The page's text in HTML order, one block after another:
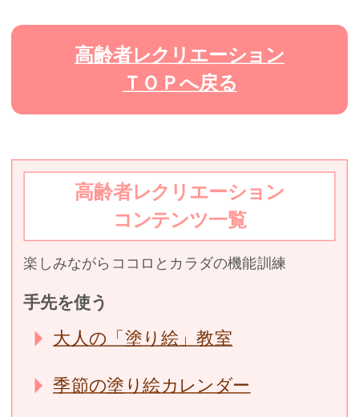
高齢者レクリエーション
ＴＯＰへ戻る
高齢者レクリエーション
コンテンツ一覧
楽しみながらココロとカラダの機能訓練
手先を使う
大人の「塗り絵」教室
季節の塗り絵カレンダー